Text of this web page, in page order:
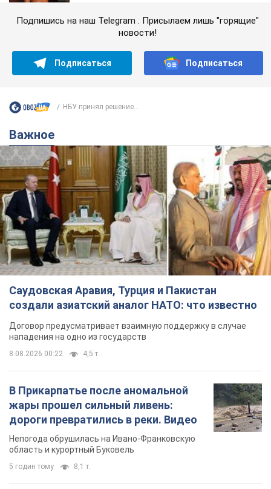
Подпишись на наш Telegram . Присылаем лишь "горящие"
новости!
Подписаться Подписаться
НБУ принял решение...
Важное
Саудовская Аравия, Турция и Пакистан
создали азиатский аналог НАТО: что известно
Договор предусматривает взаимную поддержку в случае
нападения на одно из государств
8.08.2026 00:22 4,5 т.
В Прикарпатье после аномальной
жары прошел сильный ливень:
дороги превратились в реки. Видео
Непогода обрушилась на Ивано-Франковскую
область и курортный Буковель
5 годин тому 8,1 т.